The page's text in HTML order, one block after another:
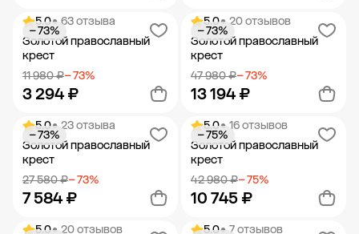
Добавить в корзину Добавить в корзину
5.0• 63 отзыва
Золотой православный
крест
11 980 ₽− 73%
3 294 ₽
− 73%
Добавить в корзину
5.0• 20 отзывов
Золотой православный
крест
47 980 ₽− 73%
13 194 ₽
− 73%
Добавить в корзину
5.0• 23 отзыва
Золотой православный
крест
27 580 ₽− 73%
7 584 ₽
− 73%
5.0• 16 отзывов
Золотой православный
крест
42 980 ₽− 75%
10 745 ₽
− 75%
5.0• 20 отзывов
5.0• 7 отзывов